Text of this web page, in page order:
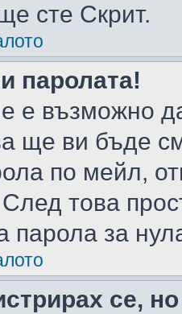
сте Скрит.
паролата!
е възможно
ще ви бъде
по мейл,
това
парола за
се,